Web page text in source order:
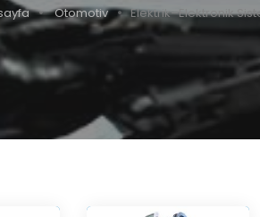
Otomotiv Elektrik–Elektronik